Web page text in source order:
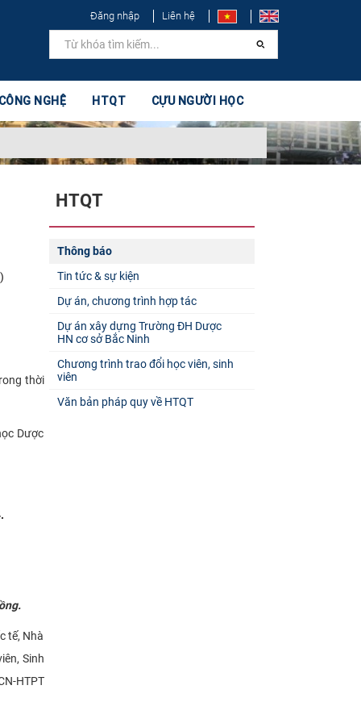
Đăng nhập Liên hệ
NGHỆ HTQT CỰU NGƯỜI HỌC
thời
Dược
tế, Nhà
Sinh
HTPT
HTQT
Thông báo
Tin tức & sự kiện
Dự án, chương trình hợp tác
Dự án xây dựng Trường ĐH Dược
HN cơ sở Bắc Ninh
Chương trình trao đổi học viên, sinh
viên
Văn bản pháp quy về HTQT